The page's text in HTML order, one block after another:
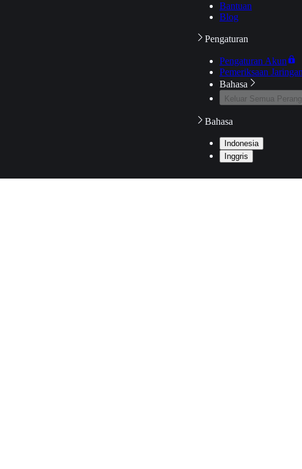
Bantuan
Blog
Pengaturan
Pengaturan Akun
Pemeriksaan Jaringan
Bahasa
Keluar Semua
Bahasa
Indonesia
Inggris